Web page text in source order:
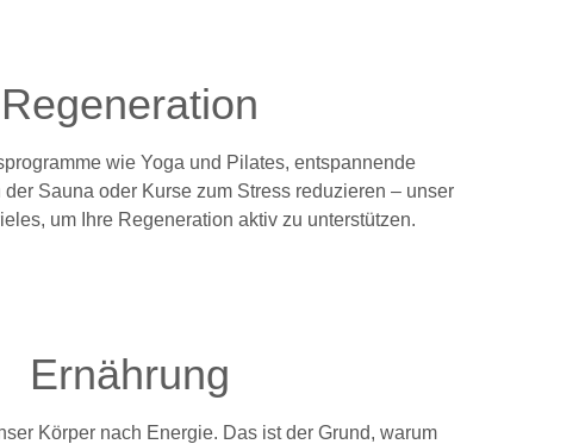
Regeneration
wie Yoga und Pilates, entspannende
Sauna oder Kurse zum Stress reduzieren – unser
um Ihre Regeneration aktiv zu unterstützen.
Ernährung
Körper nach Energie. Das ist der Grund, warum